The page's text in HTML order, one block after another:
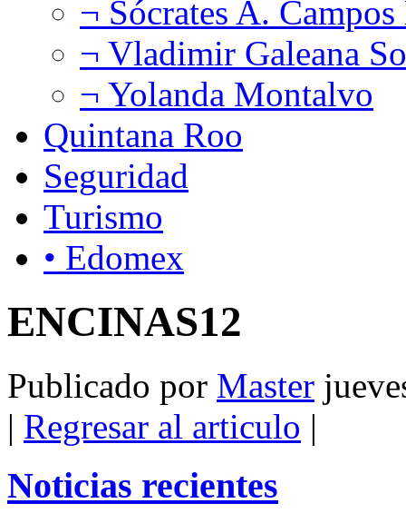
¬ Sócrates A.
¬ Vladimir Galeana
¬ Yolanda Montalvo
Quintana Roo
Seguridad
Turismo
• Edomex
ENCINAS12
Publicado por Master
| Regresar al articulo |
Noticias recientes